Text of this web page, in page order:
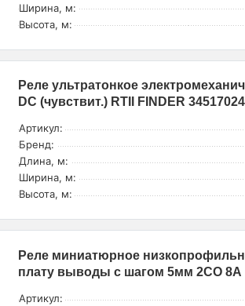
Ширина, м:
Высота, м:
Реле ультратонкое
DC (чувствит.) RTII FINDER
Артикул:
Бренд:
Длина, м:
Ширина, м:
Высота, м:
Реле миниатюрное
плату выводы с шагом 5мм 2CO 8А
Артикул: